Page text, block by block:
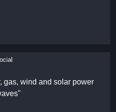
gas, wind and solar power